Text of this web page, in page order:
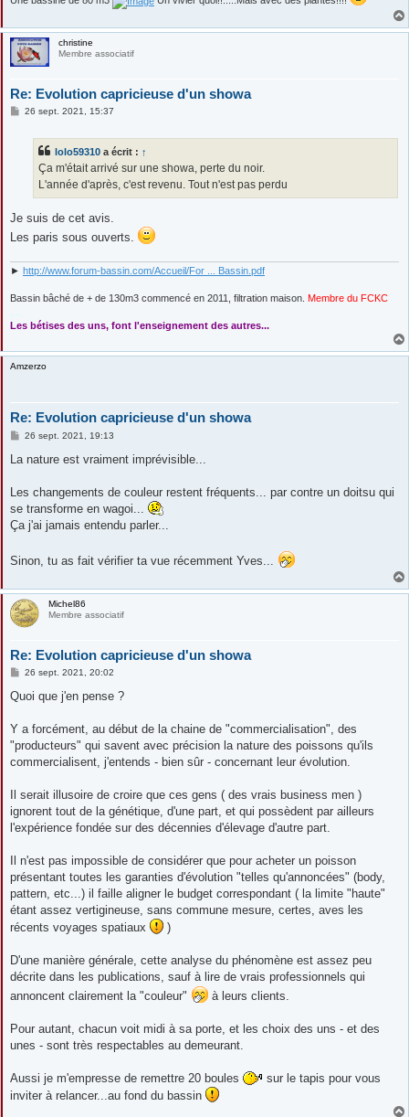
christine
Membre associatif
Re: Evolution capricieuse d'un showa
M26 sept. 2021, 15:37
lolo59310 a écrit : ↑
Ça m'était arrivé sur une showa, perte du noir.
L'année d'après, c'est revenu. Tout n'est pas perdu
Je suis de cet avis.
Les paris sous ouverts.
► http://www.forum-bassin.com/Accueil/For ... Bassin.pdf
Bassin bâché de + de 130m3 commencé en 2011, filtration maison. Membre du FCKC
....
Les bétises des uns, font l'enseignement des autres...
Amzerzo
Re: Evolution capricieuse d'un showa
M
s
g
26 sept. 2021, 19:13
La nature est vraiment imprévisible...
Les changements de couleur restent fréquents... par contre un doitsu qui
se transforme en wagoi...
Ça j'ai jamais entendu parler...
Sinon, tu as fait vérifier ta vue récemment Yves...
Michel86
Membre associatif
Re: Evolution capricieuse d'un showa
M
s
g
26 sept. 2021, 20:02
Quoi que j'en pense ?
Y a forcément, au début de la chaine de "commercialisation", des
"producteurs" qui savent avec précision la nature des poissons qu'ils
commercialisent, j'entends - bien sûr - concernant leur évolution.
Il serait illusoire de croire que ces gens ( des vrais business men )
ignorent tout de la génétique, d'une part, et qui possèdent par ailleurs
l'expérience fondée sur des décennies d'élevage d'autre part.
Il n'est pas impossible de considérer que pour acheter un poisson
présentant toutes les garanties d'évolution "telles qu'annoncées" (body,
pattern, etc...) il faille aligner le budget correspondant ( la limite "haute"
étant assez vertigineuse, sans commune mesure, certes, aves les
récents voyages spatiaux
)
D'une manière générale, cette analyse du phénomène est assez peu
décrite dans les publications, sauf à lire de vrais professionnels qui
annoncent clairement la "couleur"
à leurs clients.
Pour autant, chacun voit midi à sa porte, et les choix des uns - et des
unes - sont très respectables au demeurant.
Aussi je m'empresse de remettre 20 boules
sur le tapis pour vous
inviter à relancer...au fond du bassin